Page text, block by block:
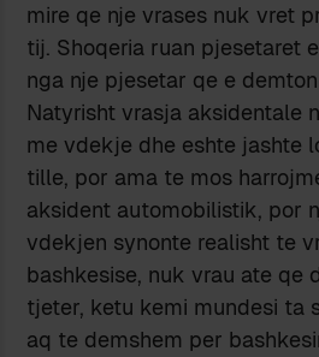
mire qe nje vrases nuk vret
tij. Shoqeria ruan pjesetaret
nga nje pjesetar qe e
Natyrisht vrasja aksidentale
me vdekje dhe eshte jashte
tille, por ama te mos
aksident automobilistik, por
vdekjen synonte realisht te
bashkesise, nuk vrau ate qe
tjeter, ketu kemi mundesi ta
aq te demshem per